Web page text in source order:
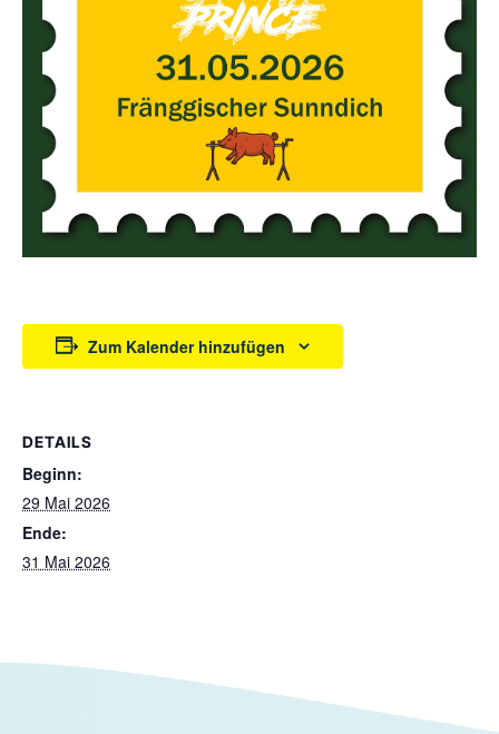
Zum Kalender hinzufügen
DETAILS
Beginn:
29 Mai 2026
Ende:
31 Mai 2026